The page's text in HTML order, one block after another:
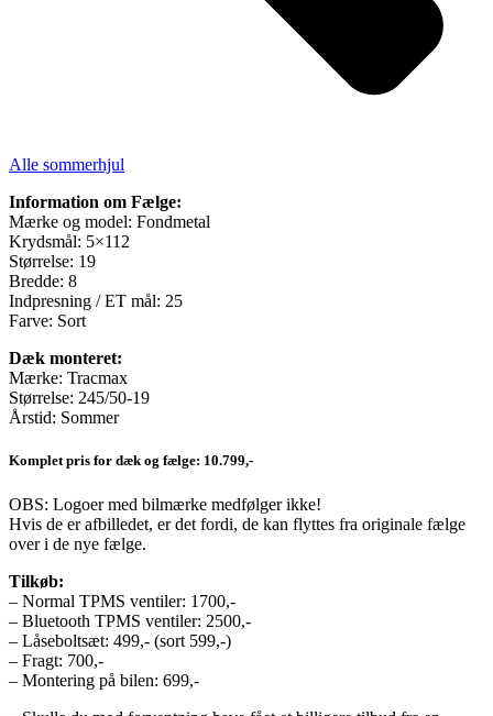
Alle sommerhjul
Information om Fælge:
Mærke og model: Fondmetal
Krydsmål: 5×112
Størrelse: 19
Bredde: 8
Indpresning / ET mål: 25
Farve: Sort
Dæk monteret:
Mærke: Tracmax
Størrelse: 245/50-19
Årstid: Sommer
Komplet pris for dæk og fælge: 10.799,-
OBS: Logoer med bilmærke medfølger ikke!
Hvis de er afbilledet, er det fordi, de kan flyttes fra originale fælge
over i de nye fælge.
Tilkøb:
– Normal TPMS ventiler: 1700,-
– Bluetooth TPMS ventiler: 2500,-
– Låseboltsæt: 499,- (sort 599,-)
– Fragt: 700,-
– Montering på bilen: 699,-